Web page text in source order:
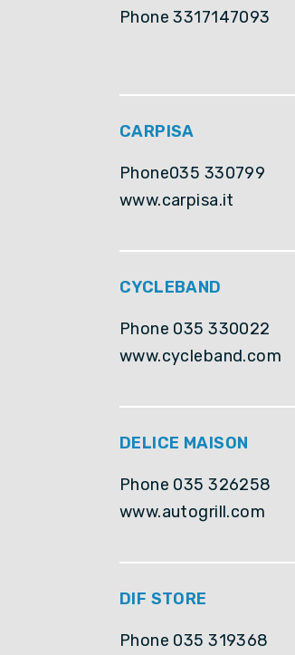
Phone 3317147093
CARPISA
Phone035 330799
www.carpisa.it
CYCLEBAND
Phone 035 330022
www.cycleband.com
DELICE MAISON
Phone 035 326258
www.autogrill.com
DIF STORE
Phone 035 319368